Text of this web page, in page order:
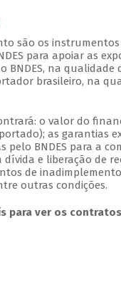
são os
para apoiar as
BNDES, na
brasileiro, na
o valor do
as garantias
pelo BNDES para a
e liberação de
de
outras condições.
para ver os